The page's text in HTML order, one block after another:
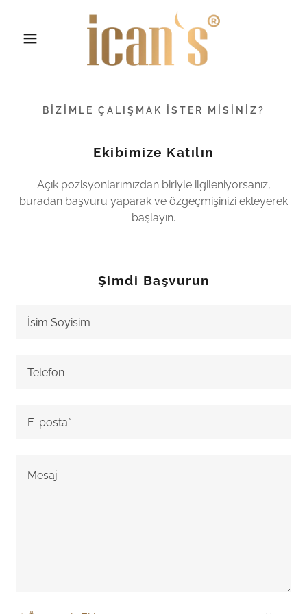
BIZIMLE ÇALIŞMAK İSTER MISINIZ?
Ekibimize Katılın
Açık pozisyonlarımızdan biriyle ilgileniyorsanız,
buradan başvuru yaparak ve özgeçmişinizi ekleyerek
başlayın.
Şimdi Başvurun
İsim Soyisim
Telefon
E-posta*